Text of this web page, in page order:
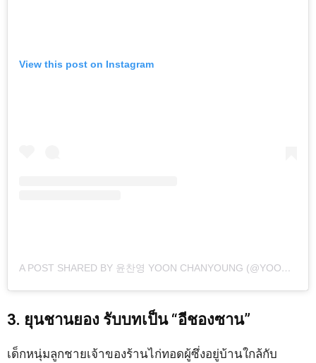
View this post on Instagram
A POST SHARED BY 윤찬영 YOON CHANYOUNG (@YOONCY1)
3. ยุนชานยอง รับบทเป็น “อีชองซาน”
เด็กหนุ่มลูกชายเจ้าของร้านไก่ทอดผู้ซึ่งอยู่บ้านใกล้กับ